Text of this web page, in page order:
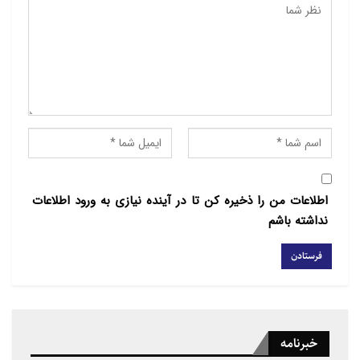
اما اگر هم فرض کنیم این نظریۀ کانونی نولته موفق از کار
درنیامده و نتوان آن را تأیید کرد، جزئیات کتاب، نگاه
تطبیقی او و نیم قرن کار نظری او باعث شده است، کتاب
جزئیات بسیار لذت‌بخش و آگاهی‌بخشی داشته باشد. یکی
از مفصل‌ترین بخش‌های کتاب دربارۀ ایران است، زیرا ایران
نخستین کشوری بود که اسلام‌گرایی در آن به قدرت رسید.
شریعتی پرداخته و اینکه او چنین مجدانه کوشیده است
شریعتی را بشناسد، بسیار جالب است.
اطلاعات من را ذخیره کن تا در آینده نیازی به ورود اطلاعات
نداشته باشم
خبرنامه